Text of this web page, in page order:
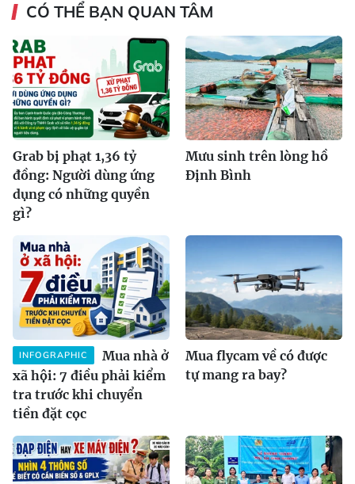
CÓ THỂ BẠN QUAN TÂM
Grab bị phạt 1,36 tỷ
đồng: Người dùng ứng
dụng có những quyền
gì?
Mưu sinh trên lòng hồ
Định Bình
INFOGRAPHIC
Mua nhà ở
xã hội: 7 điều phải kiểm
tra trước khi chuyển
tiền đặt cọc
Mua flycam về có được
tự mang ra bay?